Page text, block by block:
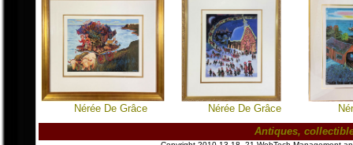
Nérée De Grâce Nérée De Grâce
Antiques,